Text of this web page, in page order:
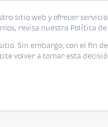
sitio web y ofrecer
revisa nuestra Política
Sin embargo, con el fin
volver a tomar esta
Blog